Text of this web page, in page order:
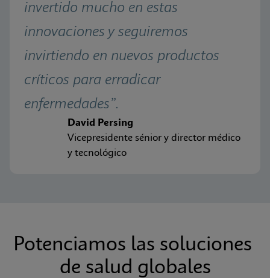
invertido mucho en estas
innovaciones y seguiremos
invirtiendo en nuevos productos
críticos para erradicar
enfermedades”.
David Persing
Vicepresidente sénior y director médico
y tecnológico
Potenciamos las soluciones
de salud globales